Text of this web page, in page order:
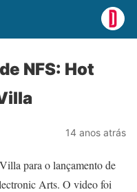
NFS: Hot
14 anos atrás
para o lançamento de
Arts. O video foi